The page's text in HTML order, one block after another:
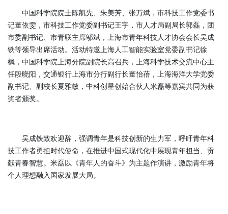
中国科学院院士陈凯先、朱美芳、张万斌，市科技工作党委书
记董依雯，市科技工作党委副书记王宇，市人才局副局长郭磊，团
市委副书记、市青联主席邬斌，上海市青年科技人才协会会长吴成
铁等领导出席活动。活动特邀上海人工智能实验室党委副书记徐
枫，中国科学院上海分院副院长高召兵，上海科学技术交流中心主
任段晓阳，交通银行上海市分行副行长董怡蓓，上海海洋大学党委
副书记、副校长夏雅敏，中科创星创始合伙人米磊等嘉宾共同为获
奖者颁奖。
吴成铁致欢迎辞，强调青年是科技创新的生力军，呼吁青年科
技工作者勇担时代使命，在推进中国式现代化中展现青年担当、贡
献青春智慧。米磊以《青年人的奋斗》为主题作演讲，激励青年将
个人理想融入国家发展大局。